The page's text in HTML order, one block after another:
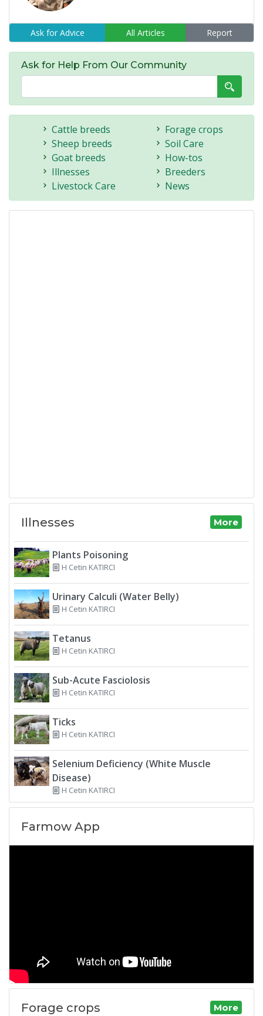
Ask for Advice All Articles Report
Ask for Help From Our Community
Cattle breeds
Sheep breeds
Goat breeds
Illnesses
Livestock Care
Forage crops
Soil Care
How-tos
Breeders
News
Illnesses More
Plants Poisoning
H Cetin KATIRCI
Urinary Calculi (Water Belly)
H Cetin KATIRCI
Tetanus
H Cetin KATIRCI
Sub-Acute Fasciolosis
H Cetin KATIRCI
Ticks
H Cetin KATIRCI
Selenium Deficiency (White Muscle
Disease)
H Cetin KATIRCI
Farmow App
Forage crops More